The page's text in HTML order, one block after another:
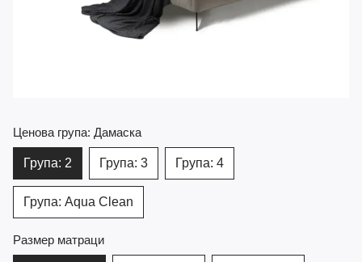
Ценова група: Дамаска
Група: 2 Група: 3 Група: 4
Група: Aqua Clean
Размер матраци